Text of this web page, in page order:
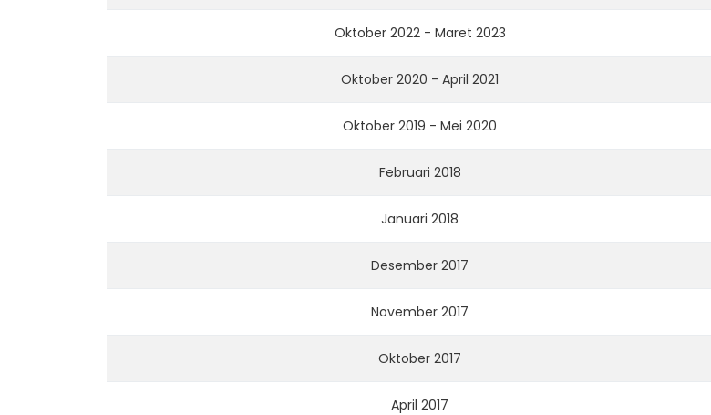
Oktober 2022 - Maret 2023
Oktober 2020 - April 2021
Oktober 2019 - Mei 2020
Februari 2018
Januari 2018
Desember 2017
November 2017
Oktober 2017
April 2017